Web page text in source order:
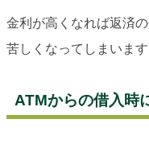
金利が高くなれば返済
苦しくなってしまいます
ATMからの借入時